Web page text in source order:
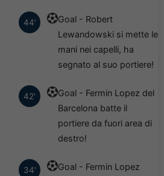
44'
Goal - Robert
Lewandowski si mette le
mani nei capelli, ha
segnato al suo portiere!
42'
Goal - Fermin Lopez del
Barcelona batte il
portiere da fuori area di
destro!
34'
Goal - Fermin Lopez